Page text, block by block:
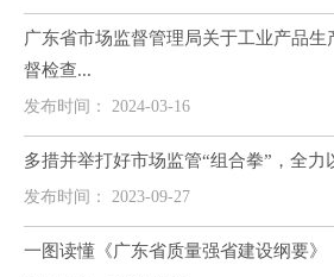
广东省市场监督管理局关于工业产品
督检查...
发布时间： 2024-03-16
多措并举打好市场监管“组合拳”，全力
发布时间： 2023-09-27
一图读懂《广东省质量强省建设纲要》